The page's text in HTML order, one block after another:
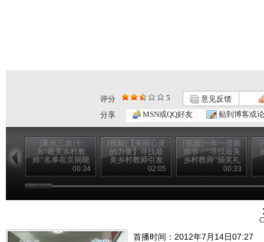
评分 5
意见反馈
分享
MSN或QQ好友 贴到博客或
[聚焦三农]十
大“最美乡村教
师”名单在京揭晓
(20120910)00:34
[视频]【美丽心灵
的力量】寻找最
美乡村教师引发
强烈社会反响
02:05
[视频]一年一度教
师节：“寻找最美
乡村教师”颁奖礼
00:33
[
首播时间：2012年7月14日07:27